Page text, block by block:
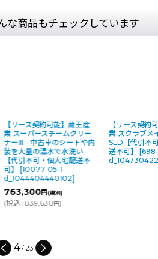
な商品もチェックしています
【リース契約可能】蔵王産
業 スーパースチームクリー
ナーIII - 中古車のシートや内
装を大量の温水で水洗い
【代引不可・個人宅配送不
可】
[10077-05-1-
d_1044404440102]
763,300円(税別)
(税込: 839,630円)
【リース契約
業 スクラブ
SLD【代引不
送不可】
[
4/ 23